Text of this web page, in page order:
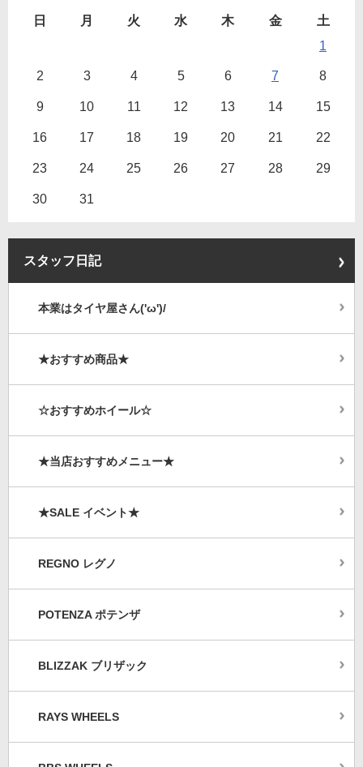
日 月 火 水 木 金
土
1
2 3 4 5 6 7 8
9 10 11 12 13 14 15
16 17 18 19 20 21 22
23 24 25 26 27 28 29
30 31
スタッフ日記
本業はタイヤ屋さん('ω')/
★おすすめ商品★
☆おすすめホイール☆
★当店おすすめメニュー★
★SALE イベント★
REGNO レグノ
POTENZA ポテンザ
BLIZZAK ブリザック
RAYS WHEELS